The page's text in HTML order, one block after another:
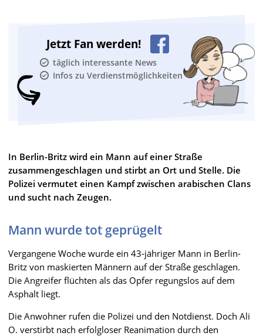
Jetzt Fan werden!
täglich interessante News
Infos zu Verdienstmöglichkeiten
In Berlin-Britz wird ein Mann auf einer Straße
zusammengeschlagen und stirbt an Ort und Stelle. Die
Polizei vermutet einen Kampf zwischen arabischen Clans
und sucht nach Zeugen.
Mann wurde tot geprügelt
Vergangene Woche wurde ein 43-jähriger Mann in Berlin-
Britz von maskierten Männern auf der Straße geschlagen.
Die Angreifer flüchten als das Opfer regungslos auf dem
Asphalt liegt.
Die Anwohner rufen die Polizei und den Notdienst. Doch Ali
O. verstirbt nach erfolgloser Reanimation durch den